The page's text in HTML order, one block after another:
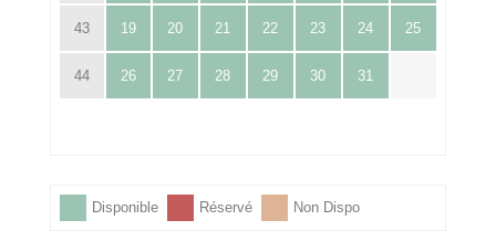
43 19 20 21 22 23 24 25
44 26 27 28 29 30 31
Disponible Réservé Non Dispo